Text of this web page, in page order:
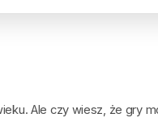
Ale czy wiesz, że gry